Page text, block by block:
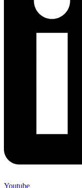
Youtube